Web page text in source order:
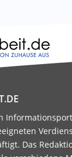
Das